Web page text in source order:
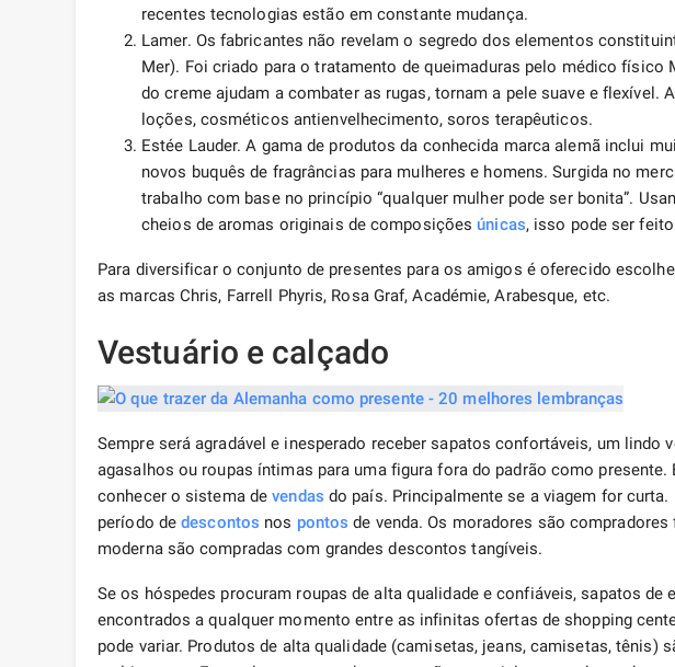
recentes tecnologias estão em constante mudança.
Lamer. Os fabricantes não revelam o segredo dos elementos
Mer). Foi criado para o tratamento de queimaduras pelo médico físico
do creme ajudam a combater as rugas, tornam a pele suave e flexível.
loções, cosméticos antienvelhecimento, soros terapêuticos.
Estée Lauder. A gama de produtos da conhecida marca alemã inclui
novos buquês de fragrâncias para mulheres e homens. Surgida no
trabalho com base no princípio “qualquer mulher pode ser bonita”.
cheios de aromas originais de composiçõesúnicas, isso pode ser
Para diversificar o conjunto de presentes para os amigos é oferecido
as marcas Chris, Farrell Phyris, Rosa Graf, Académie, Arabesque, etc.
Vestuário e calçado
Sempre será agradável e inesperado receber sapatos confortáveis, um lindo
agasalhos ou roupas íntimas para uma figura fora do padrão como
conhecer o sistema devendas do país. Principalmente se a viagem for
período dedescontos nos pontos de venda. Os moradores são
moderna são compradas com grandes descontos tangíveis.
Se os hóspedes procuram roupas de alta qualidade e confiáveis, sapatos
encontrados a qualquer momento entre as infinitas ofertas de shopping
pode variar. Produtos de alta qualidade (camisetas, jeans, camisetas, tênis)